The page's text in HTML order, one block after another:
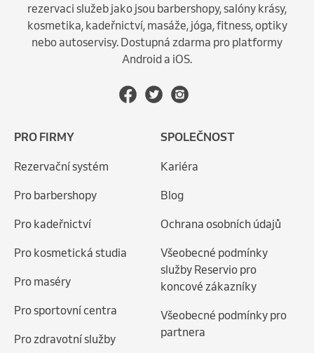
rezervaci služeb jako jsou barbershopy, salóny krásy,
kosmetika, kadeřnictví, masáže, jóga, fitness, optiky
nebo autoservisy. Dostupná zdarma pro platformy
Android a iOS.
PRO FIRMY
Rezervační systém
Pro barbershopy
Pro kadeřnictví
Pro kosmetická studia
Pro maséry
Pro sportovní centra
Pro zdravotní služby
SPOLEČNOST
Kariéra
Blog
Ochrana osobních údajů
Všeobecné podmínky
služby Reservio pro
koncové zákazníky
Všeobecné podmínky pro
partnera